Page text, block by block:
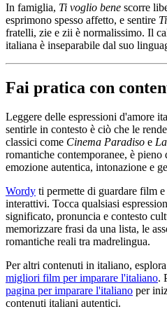
In famiglia, Ti voglio bene scorre
esprimono spesso affetto, e sentire
fratelli, zie e zii è normalissimo. Il
italiana è inseparabile dal suo
Fai pratica con
Leggere delle espressioni d'amore
sentirle in contesto è ciò che le
classici come Cinema Paradiso e
romantiche contemporanee, è pieno
emozione autentica, intonazione e
Wordy ti permette di guardare film
interattivi. Tocca qualsiasi
significato, pronuncia e contesto
memorizzare frasi da una lista, le
romantiche reali tra madrelingua.
Per altri contenuti in italiano,
migliori film per imparare l'italiano.
pagina per imparare l'italiano per
contenuti italiani autentici.